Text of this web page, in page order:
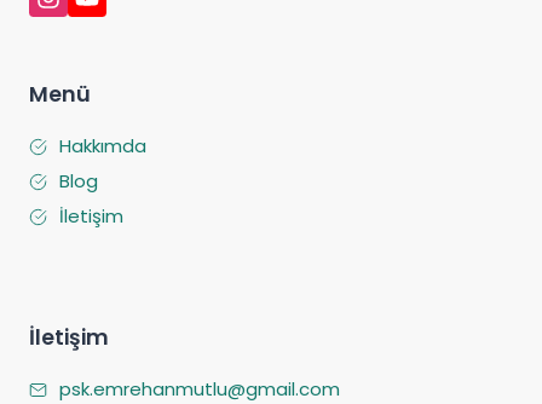
Menü
Hakkımda
Blog
İletişim
İletişim
psk.emrehanmutlu@gmail.com